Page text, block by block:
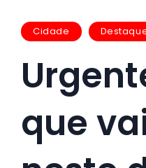
Cidade
que